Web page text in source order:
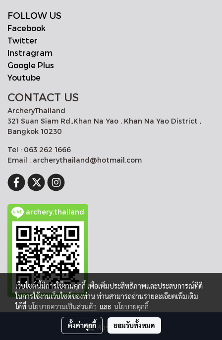
สั่งซื้อสินค้า
FOLLOW US
Facebook
Twitter
Instragram
Google Plus
Youtube
CONTACT US
ArcheryThailand
321 Suan Siam Rd.,Khan Na Yao , Khan Na Yao District ,
Bangkok 10230
Tel : 063 262 1666
Email : archerythailand@hotmail.com
archery.thailand
Copy right by makewebeasy.com
เว็บไซต์นี้มีการใช้งานคุกกี้ เพื่อเพิ่มประสิทธิภาพและประสบการณ์ที่ดี
ในการใช้งานเว็บไซต์ของท่าน ท่านสามารถอ่านรายละเอียดเพิ่มเติม
ได้ที่นโยบายความเป็นส่วนตัว และ นโยบายคุกกี้
ตั้งค่าคุกกี้ ยอมรับทั้งหมด